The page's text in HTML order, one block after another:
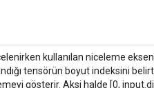
kullanılan niceleme
tensörün boyut indeksini
gösterir. Aksi halde [0,